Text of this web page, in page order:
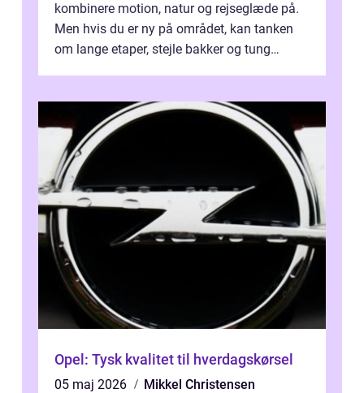
kombinere motion, natur og rejseglæde på.
Men hvis du er ny på området, kan tanken
om lange etaper, stejle bakker og tung
Opel: Tysk kvalitet til hverdagskørsel
05 maj 2026 Mikkel Christensen